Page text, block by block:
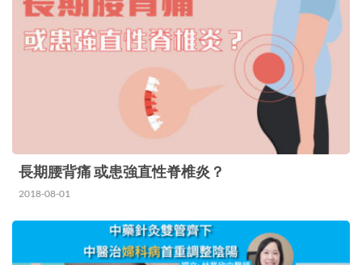
長期腰背痛 或患強直性脊椎炎？
2018-08-01